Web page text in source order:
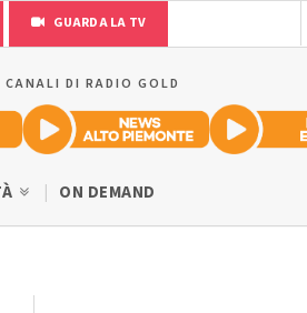
GUARDA LA TV
DI RADIO GOLD
ON DEMAND